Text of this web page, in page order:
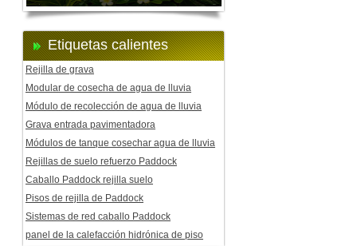
Etiquetas calientes
Rejilla de grava
Modular de cosecha de agua de lluvia
Módulo de recolección de agua de lluvia
Grava entrada pavimentadora
Módulos de tanque cosechar agua de lluvia
Rejillas de suelo refuerzo Paddock
Caballo Paddock rejilla suelo
Pisos de rejilla de Paddock
Sistemas de red caballo Paddock
panel de la calefacción hidrónica de piso